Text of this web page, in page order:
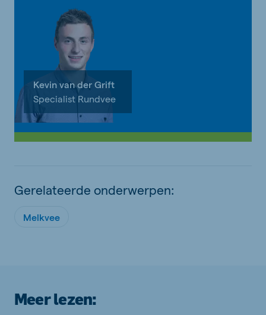
Kevin van der Grift
Specialist Rundvee
Gerelateerde onderwerpen:
Melkvee
Meer lezen: